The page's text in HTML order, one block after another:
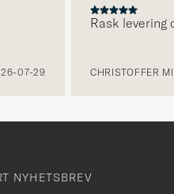
07-29
Rask levering
CHRISTOFFER
NYHETSBREV